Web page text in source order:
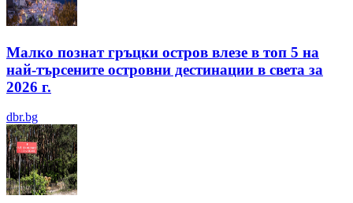
Малко познат гръцки остров влезе в топ 5 на
най-търсените островни дестинации в света за
2026 г.
dbr.bg